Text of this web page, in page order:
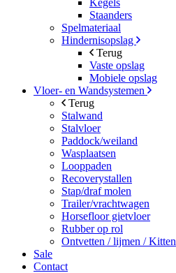
Kegels
Staanders
Spelmateriaal
Hindernisopslag
Terug
Vaste opslag
Mobiele opslag
Vloer- en Wandsystemen
Terug
Stalwand
Stalvloer
Paddock/weiland
Wasplaatsen
Looppaden
Recoverystallen
Stap/draf molen
Trailer/vrachtwagen
Horsefloor gietvloer
Rubber op rol
Ontvetten / lijmen / Kitten
Sale
Contact